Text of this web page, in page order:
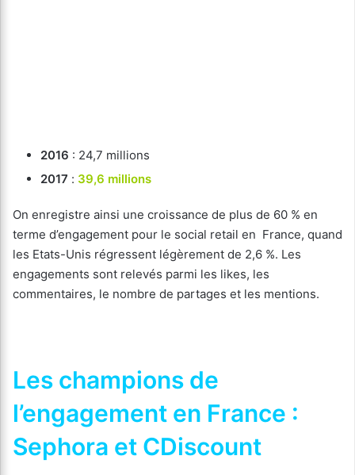
2016 : 24,7 millions
2017 : 39,6 millions
On enregistre ainsi une croissance de plus de 60 % en
terme d’engagement pour le social retail en France, quand
les Etats-Unis régressent légèrement de 2,6 %. Les
engagements sont relevés parmi les likes, les
commentaires, le nombre de partages et les mentions.
Les champions de
l’engagement en France :
Sephora et CDiscount